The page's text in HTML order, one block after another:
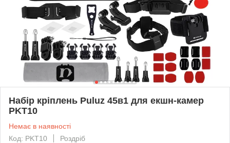
Набір кріплень Puluz 45в1 для екшн-камер
PKT10
Немає в наявності
Код: PKT10
Роздріб